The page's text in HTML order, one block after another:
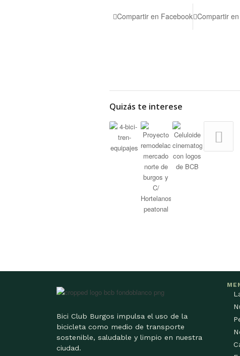
Compartir en Facebook Compartir
Quizás te interese
Bici Club Burgos impulsa el uso de la
bicicleta como medio de transporte
sostenible, saludable y limpio en nuestra
ciudad.